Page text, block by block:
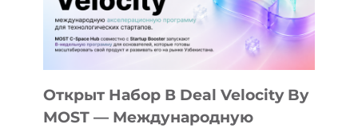
CAMP
ДАЛ
30
ПОДРОСТКАМ
БИЛЕТ
В
Открыт Набор В Deal Velocity By
MOST — Международную